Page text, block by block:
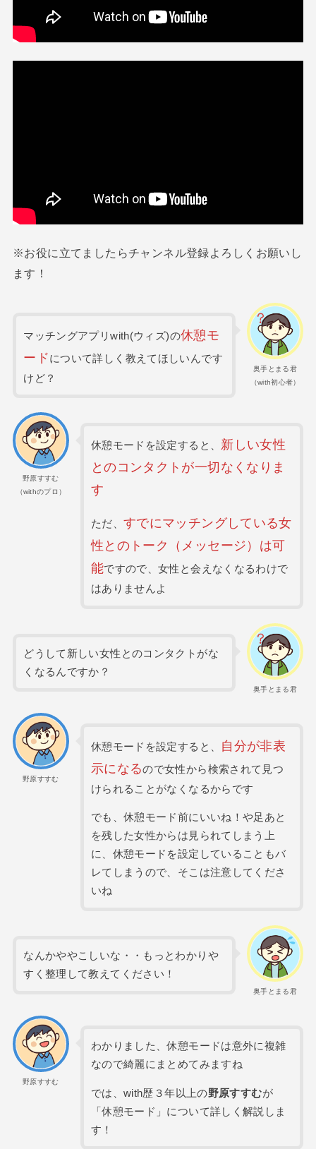
※お役に立てましたらチャンネル登録よろしくお願いし
ます！
奥手とまる君
（with初心者）
マッチングアプリwith(ウィズ)の休憩モ
ードについて詳しく教えてほしいんです
けど？
野原すすむ
（withのプロ）
休憩モードを設定すると、 新 しい女性
とのコンタクトが一切なくなりま
す
ただ、 すでにマッチングしている女
性とのトーク（メッセージ）は可
能ですので、女性と会えなくなるわけで
はありませんよ
奥手とまる君
どうして新しい女性とのコンタクトがな
くなるんですか？
野原すすむ
休憩モードを設定すると、
自分が非表
示になるので女性から検索されて見つ
けられることがなくなるからです
でも、休憩モード前にいいね！や足あと
を残した女性からは見られてしまう上
に、休憩モードを設定していることもバ
レてしまうので、そこは注意してくださ
いね
奥手とまる君
なんかややこしいな・・もっとわかりや
すく整理して教えてください！
野原すすむ
わかりました、休憩モードは意外に複雑
なので綺麗にまとめてみますね
では、with歴３年以上の野原すすむが
「休憩モード」について詳しく解説しま
す！